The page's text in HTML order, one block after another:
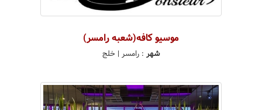
موسیو کافه(شعبه رامسر)
شهر : رامسر | خلج